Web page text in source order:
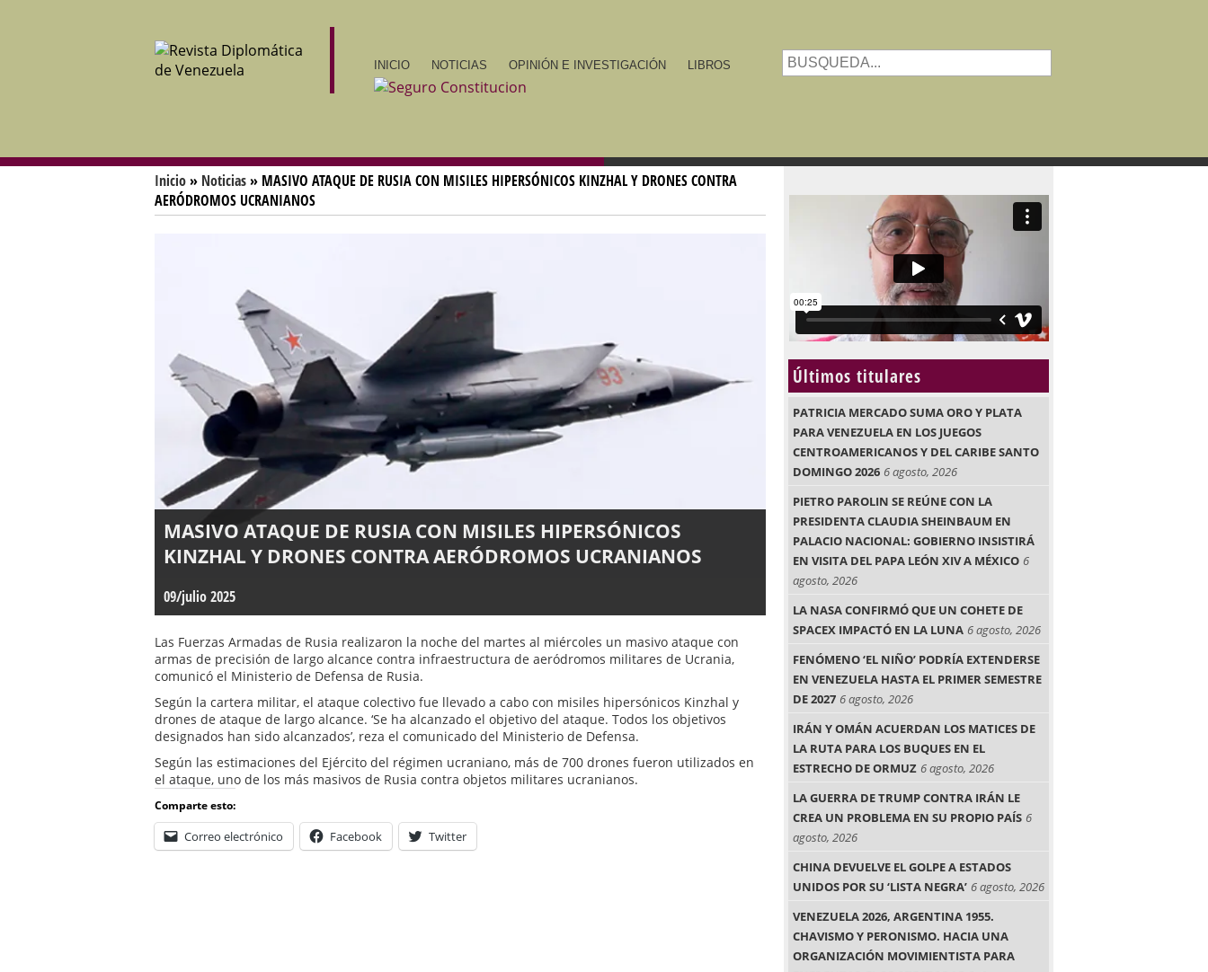
INICIO NOTICIAS OPINIÓN E INVESTIGACIÓN LIBROS
Inicio» Noticias» MASIVO ATAQUE DE RUSIA CON MISILES HIPERSÓNICOS KINZHAL Y DRONES CONTRA
AERÓDROMOS UCRANIANOS
MASIVO ATAQUE DE RUSIA CON MISILES HIPERSÓNICOS
KINZHAL Y DRONES CONTRA AERÓDROMOS UCRANIANOS
09/julio 2025
Las Fuerzas Armadas de Rusia realizaron la noche del martes al miércoles un masivo ataque con
armas de precisión de largo alcance contra infraestructura de aeródromos militares de Ucrania,
comunicó el Ministerio de Defensa de Rusia.
Según la cartera militar, el ataque colectivo fue llevado a cabo con misiles hipersónicos Kinzhal y
drones de ataque de largo alcance. ‘Se ha alcanzado el objetivo del ataque. Todos los objetivos
designados han sido alcanzados’, reza el comunicado del Ministerio de Defensa.
Según las estimaciones del Ejército del régimen ucraniano, más de 700 drones fueron utilizados en
el ataque, uno de los más masivos de Rusia contra objetos militares ucranianos.
Comparte esto:
Correo electrónico Facebook Twitter
Últimos titulares
PATRICIA MERCADO SUMA ORO Y PLATA
PARA VENEZUELA EN LOS JUEGOS
CENTROAMERICANOS Y DEL CARIBE SANTO
DOMINGO 2026 6 agosto, 2026
PIETRO PAROLIN SE REÚNE CON LA
PRESIDENTA CLAUDIA SHEINBAUM EN
PALACIO NACIONAL: GOBIERNO INSISTIRÁ
EN VISITA DEL PAPA LEÓN XIV A MÉXICO 6
agosto, 2026
LA NASA CONFIRMÓ QUE UN COHETE DE
SPACEX IMPACTÓ EN LA LUNA 6 agosto, 2026
FENÓMENO ‘EL NIÑO’ PODRÍA EXTENDERSE
EN VENEZUELA HASTA EL PRIMER SEMESTRE
DE 2027 6 agosto, 2026
IRÁN Y OMÁN ACUERDAN LOS MATICES DE
LA RUTA PARA LOS BUQUES EN EL
ESTRECHO DE ORMUZ 6 agosto, 2026
LA GUERRA DE TRUMP CONTRA IRÁN LE
CREA UN PROBLEMA EN SU PROPIO PAÍS 6
agosto, 2026
CHINA DEVUELVE EL GOLPE A ESTADOS
UNIDOS POR SU ‘LISTA NEGRA’ 6 agosto, 2026
VENEZUELA 2026, ARGENTINA 1955.
CHAVISMO Y PERONISMO. HACIA UNA
ORGANIZACIÓN MOVIMIENTISTA PARA